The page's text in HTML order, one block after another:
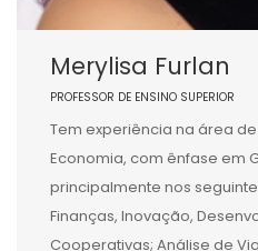
Merylisa Furlan
PROFESSOR DE ENSINO SUPERIOR
Tem experiência na área
Economia, com ênfase em
principalmente nos
Finanças, Inovação,
Cooperativas; Análise de